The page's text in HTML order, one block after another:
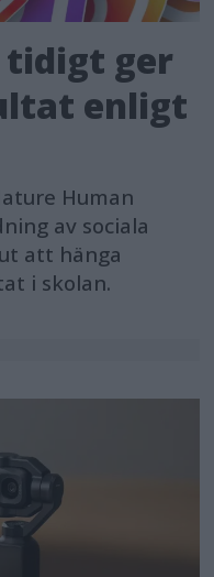
tidigt ger
enligt
Human
av sociala
att hänga
i skolan.